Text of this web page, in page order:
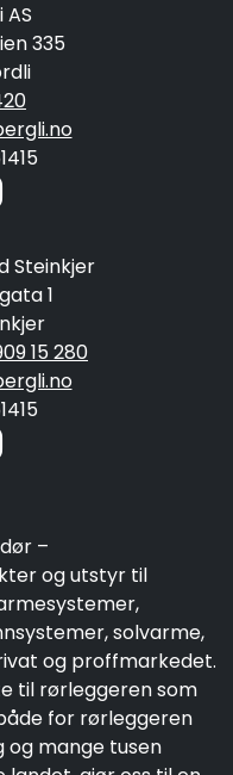
335
Steinkjer
1
15 280
–
og utstyr til
solvarme,
og proffmarkedet.
til rørleggeren som
for rørleggeren
og mange tusen